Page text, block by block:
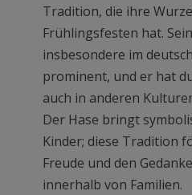
Tradition, die ihre
Frühlingsfesten hat.
insbesondere im
prominent, und er hat
auch in anderen
Der Hase bringt
Kinder; diese Tradition
Freude und den
innerhalb von Familien.